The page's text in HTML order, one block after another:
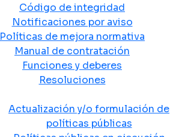
Código de integridad
Notificaciones por aviso
Políticas de mejora normativa
Manual de contratación
Funciones y deberes
Resoluciones
Actualización y/o formulación de
políticas públicas